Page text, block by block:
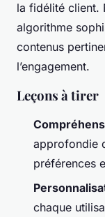
la fidélité client.
algorithme
contenus
l’engagement.
Leçons à tirer
approfondie
préférences
chaque